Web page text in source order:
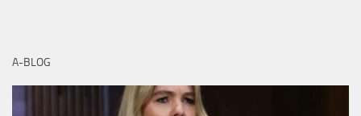
A-BLOG